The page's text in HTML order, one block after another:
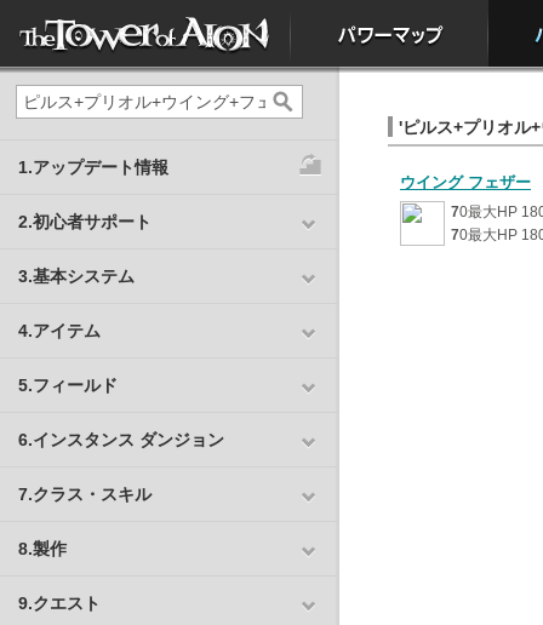
1.アップデート情報
2.初心者サポート
3.基本システム
4.アイテム
5.フィールド
6.インスタンス ダンジョン
7.クラス・スキル
8.製作
9.クエスト
'ピルス+プリオル
ウイング フェザー
70最大HP
70最大HP